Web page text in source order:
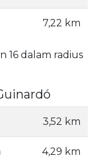
7,22 km
16 dalam radius
3,52 km
4,29 km